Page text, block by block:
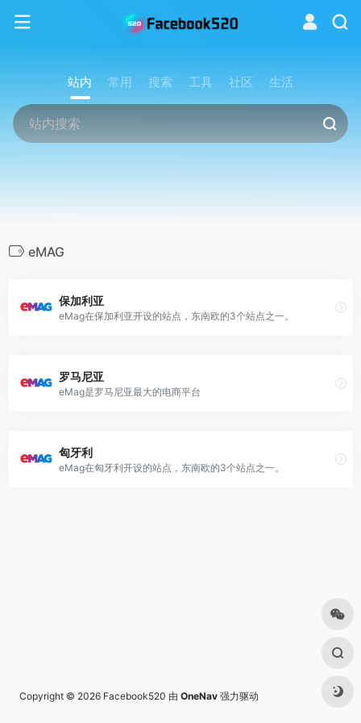
站内 常用 搜索 工具 社区 生活
eMAG
保加利亚
eMag在保加利亚开设的站点，东南欧的3个站点之一。
罗马尼亚
eMag是罗马尼亚最大的电商平台
匈牙利
eMag在匈牙利开设的站点，东南欧的3个站点之一。
Copyright © 2026 Facebook520 由 OneNav 强力驱动